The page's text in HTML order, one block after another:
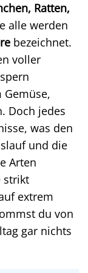
Ratten,
alle werden
bezeichnet.
voller
Doch jedes
was den
und die
Arten
strikt
extrem
du von
gar nichts